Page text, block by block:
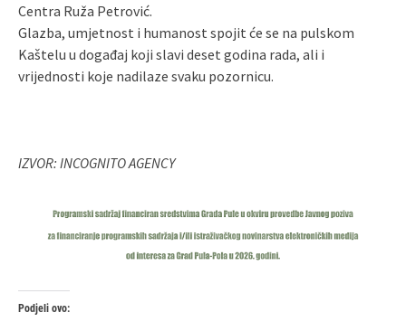
Centra Ruža Petrović.
Glazba, umjetnost i humanost spojit će se na pulskom
Kaštelu u događaj koji slavi deset godina rada, ali i
vrijednosti koje nadilaze svaku pozornicu.
IZVOR: INCOGNITO AGENCY
Podjeli ovo: